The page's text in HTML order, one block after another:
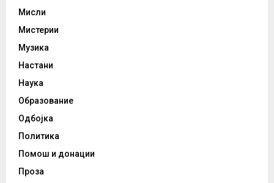
Мисли
Мистерии
Музика
Настани
Наука
Образование
Одбојка
Политика
Помош и донации
Проза